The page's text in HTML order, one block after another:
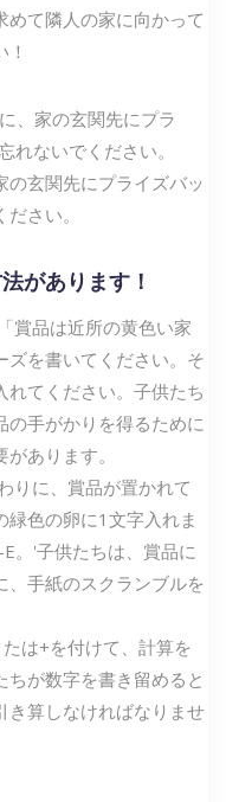
めて隣人の家に向かって
玄関先にプライズバッ
さい。
があります！
賞品は近所の黄色い家
ズを書いてください。そ
れてください。子供たち
の手がかりを得るために
あります。
りに、賞品が置かれて
色の卵に1文字入れま
。'子供たちは、賞品に
、手紙のスクランブルを
は+を付けて、計算を
が数字を書き留めると
き算しなければなりませ